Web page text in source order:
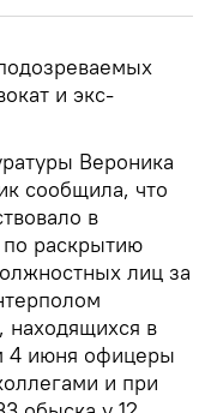
и экс-
Вероника
сообщила, что
в
раскрытию
лиц за
находящихся в
4 июня офицеры
и при